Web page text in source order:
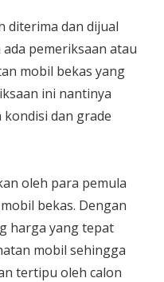
diterima dan dijual
pemeriksaan atau
mobil bekas yang
ini nantinya
dan grade
oleh para pemula
bekas. Dengan
harga yang tepat
mobil sehingga
tertipu oleh calon